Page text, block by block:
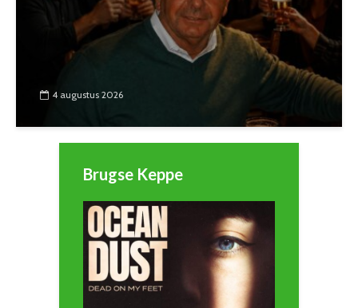
4 augustus 2026
Brugse Keppe